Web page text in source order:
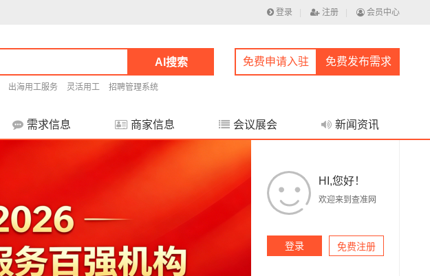
登录 注册 会员中心
AI搜索
出海用工服务 灵活用工 招聘管理系统
免费申请入驻 免费发布需求
需求信息 商家信息 会议展会 新闻资讯
HI,您好！
欢迎来到查准网
登录 免费注册